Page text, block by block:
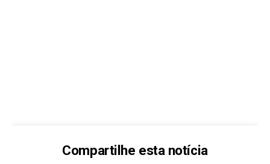
Compartilhe esta notícia